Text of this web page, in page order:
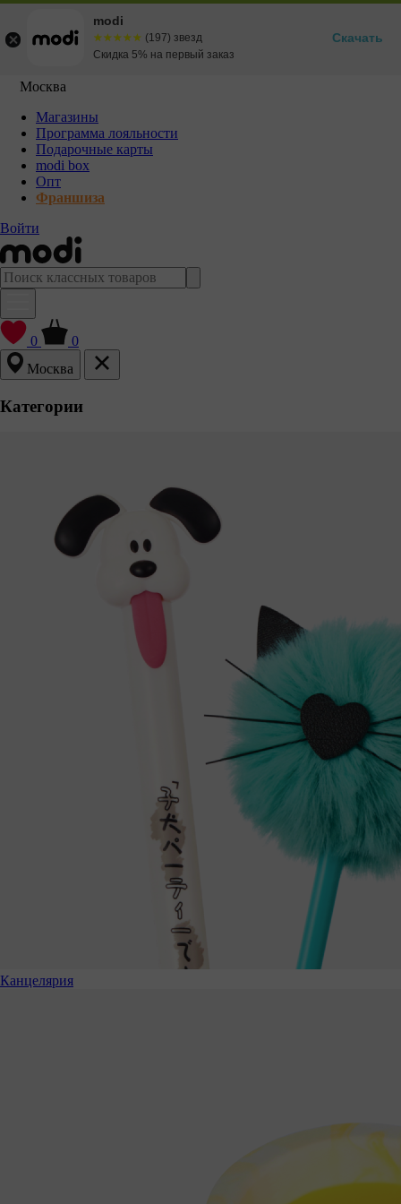
Москва
Магазины
Программа лояльности
Подарочные карты
modi box
Опт
Франшиза
Войти
0
0
Москва
Категории
Канцелярия
modi
☆☆☆☆☆
★★★★★ (197) звезд
Скидка 5% на первый заказ
Скачать